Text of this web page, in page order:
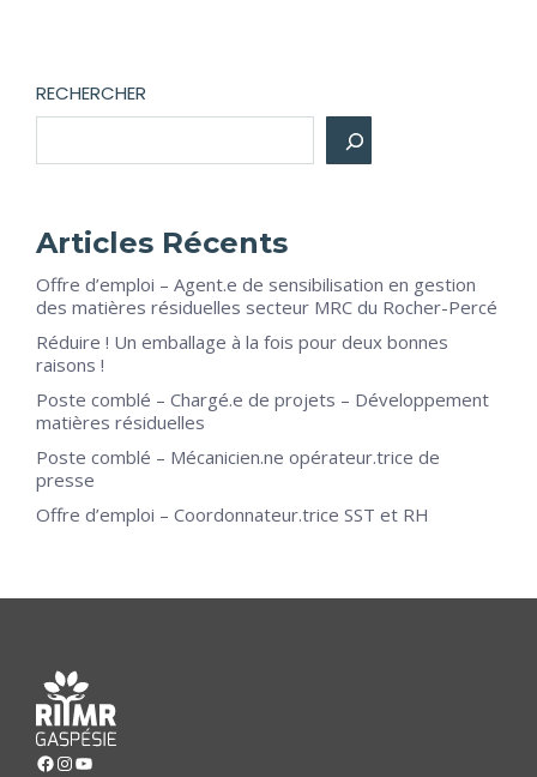
RECHERCHER
Articles Récents
Offre d’emploi – Agent.e de sensibilisation en gestion
des matières résiduelles secteur MRC du Rocher-Percé
Réduire ! Un emballage à la fois pour deux bonnes
raisons !
Poste comblé – Chargé.e de projets – Développement
matières résiduelles
Poste comblé – Mécanicien.ne opérateur.trice de
presse
Offre d’emploi – Coordonnateur.trice SST et RH
Facebook
Instagram
YouTube